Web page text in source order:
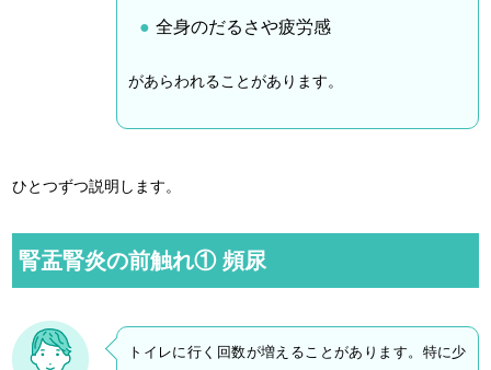
全身のだるさや疲労感
があらわれることがあります。
ひとつずつ説明します。
腎盂腎炎の前触れ① 頻尿
トイレに行く回数が増えることがあります。特に少